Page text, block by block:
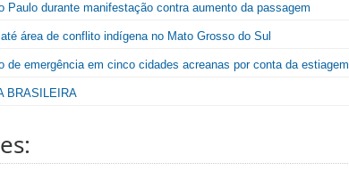
Paulo durante manifestação contra aumento da passagem
área de conflito indígena no Mato Grosso do Sul
de emergência em cinco cidades acreanas por conta da estiagem
BRASILEIRA